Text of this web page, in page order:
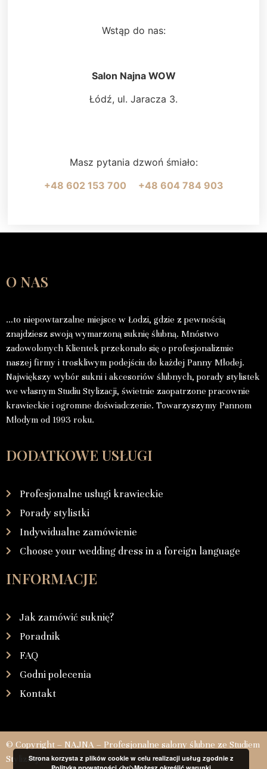
Wstąp do nas:
Salon Najna WOW
Łódź, ul. Jaracza 3.
Masz pytania dzwoń śmiało:
+48 602 153 700
+48 604 784 903
O NAS
…to niepowtarzalne miejsce w Łodzi, gdzie z pewnością
znajdziesz swoją wymarzoną suknię ślubną. Mnóstwo
zadowolonych Klientek przekonało się o profesjonalizmie
naszej firmy i troskliwym podejściu do każdej Panny Młodej.
Największy wybór sukni i akcesoriów ślubnych, porady stylistek
we własnym Studiu Stylizacji, świetnie zaopatrzone pracownie
krawieckie i ogromne doświadczenie. Towarzyszymy Pannom
Młodym od 1993 roku.
DODATKOWE USŁUGI
Profesjonalne usługi krawieckie
Porady stylistki
Indywidualne zamówienie
Choose your wedding dress in a foreign language
INFORMACJE
Jak zamówić suknię?
Poradnik
FAQ
Godni polecenia
Kontakt
© Copyright – NAJNA – Profesjonalne salony ślubne ze Studiem
StylizacjiStrona korzysta z plików cookie w celu realizacji usług zgodnie z